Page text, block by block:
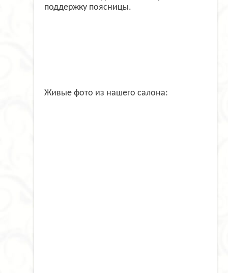
поддержку поясницы.
Живые фото из нашего салона: